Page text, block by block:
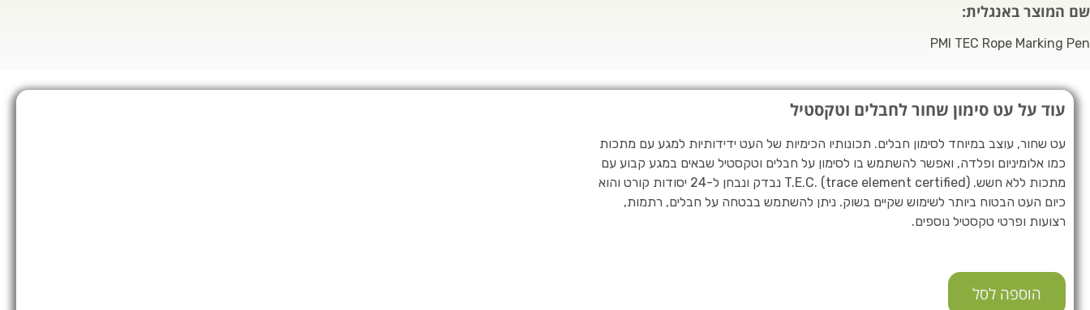
שם המוצר באנגלית:
PMI TEC Rope Marking Pen
עוד על עט סימון שחור לחבלים וטקסטיל
עט שחור, עוצב במיוחד לסימון חבלים. תכונותיו הכימיות של העט ידידותיות למגע עם מתכות
כמו אלומיניום ופלדה, ואפשר להשתמש בו לסימון על חבלים וטקסטיל שבאים במגע קבוע עם
מתכות ללא חשש. T.E.C. (trace element certified) נבדק ונבחן ל-24 יסודות קורט והוא
כיום העט הבטוח ביותר לשימוש שקיים בשוק. ניתן להשתמש בבטחה על חבלים, רתמות,
רצועות ופרטי טקסטיל נוספים.
הוספה לסל